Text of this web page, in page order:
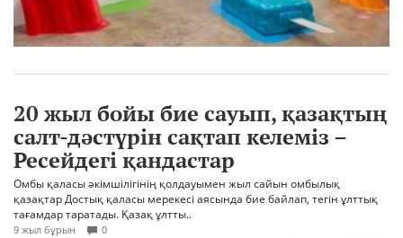
20 жыл бойы бие сауып, қазақтың
салт-дәстүрін сақтап келеміз –
Ресейдегі қандастар
Омбы қаласы әкімшілігінің қолдауымен жыл сайын омбылық
қазақтар Достық қаласы мерекесі аясында бие байлап, тегін ұлттық
тағамдар таратады. Қазақ ұлтты..
9 жыл бұрын 0